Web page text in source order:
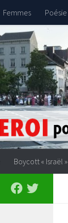
Femmes Poésie
Boycott « Israël »